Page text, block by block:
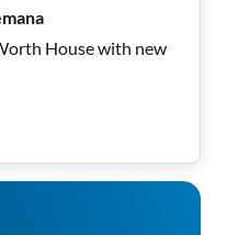
House with new